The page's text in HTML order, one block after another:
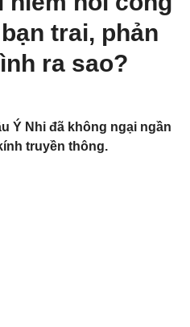
trai, phản
ra sao?
Ý Nhi đã không ngại ngần
truyền thông.